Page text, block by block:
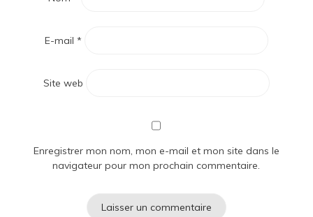
E-mail *
Site web
Enregistrer mon nom, mon e-mail et mon site dans le
navigateur pour mon prochain commentaire.